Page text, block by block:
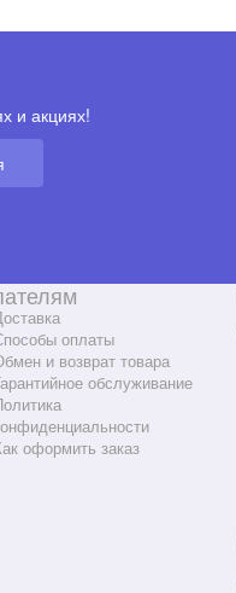
и акциях!
оплаты
и возврат товара
обслуживание
оформить заказ